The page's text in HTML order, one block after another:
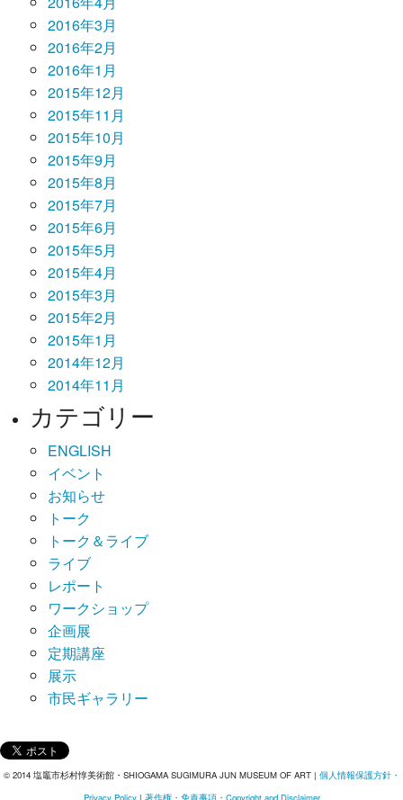
2016年3月
2016年2月
2016年1月
2015年12月
2015年11月
2015年10月
2015年9月
2015年8月
2015年7月
2015年6月
2015年5月
2015年4月
2015年3月
2015年2月
2015年1月
2014年12月
2014年11月
カテゴリー
ENGLISH
イベント
お知らせ
トーク
トーク＆ライブ
ライブ
レポート
ワークショップ
企画展
定期講座
展示
市民ギャラリー
© 2014 塩竈市杉村惇美術館・SHIOGAMA SUGIMURA JUN MUSEUM OF ART | 個人情報保護方針・